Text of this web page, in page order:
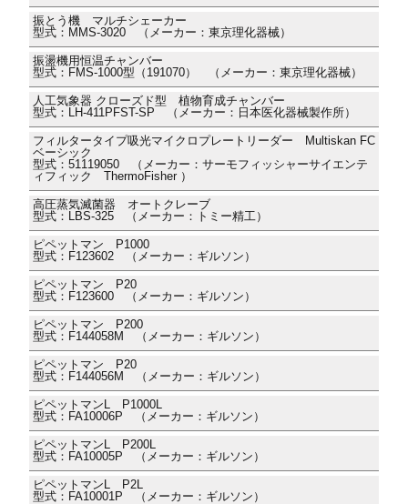
振とう機 マルチシェーカー
型式：MMS-3020 （メーカー：東京理化器械）
振盪機用恒温チャンバー
型式：FMS-1000型（191070） （メーカー：東京理化器械）
人工気象器 クローズド型 植物育成チャンバー
型式：LH-411PFST-SP （メーカー：日本医化器械製作所）
フィルタータイプ吸光マイクロプレートリーダー Multiskan FC
ベーシック
型式：51119050 （メーカー：サーモフィッシャーサイエンテ
ィフィック ThermoFisher ）
高圧蒸気滅菌器 オートクレーブ
型式：LBS-325 （メーカー：トミー精工）
ピペットマン P1000
型式：F123602 （メーカー：ギルソン）
ピペットマン P20
型式：F123600 （メーカー：ギルソン）
ピペットマン P200
型式：F144058M （メーカー：ギルソン）
ピペットマン P20
型式：F144056M （メーカー：ギルソン）
ピペットマンL P1000L
型式：FA10006P （メーカー：ギルソン）
ピペットマンL P200L
型式：FA10005P （メーカー：ギルソン）
ピペットマンL P2L
型式：FA10001P （メーカー：ギルソン）